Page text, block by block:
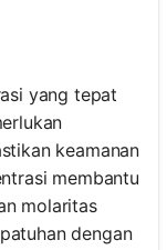
yang tepat
keamanan
membantu
molaritas
dengan